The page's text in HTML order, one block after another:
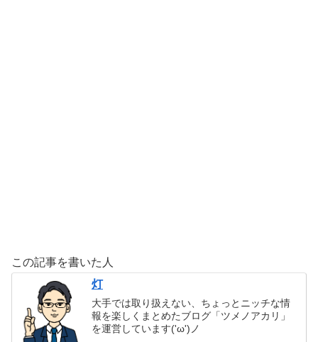
この記事を書いた人
灯
大手では取り扱えない、ちょっとニッチな情
報を楽しくまとめたブログ「ツメノアカリ」
を運営しています('ω')ノ